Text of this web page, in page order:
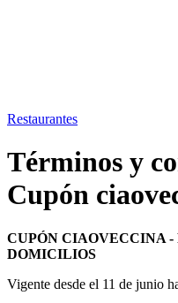
Restaurantes
Términos y
Cupón
CUPÓN CIAOVECCINA
DOMICILIOS
Vigente desde el 11 de junio